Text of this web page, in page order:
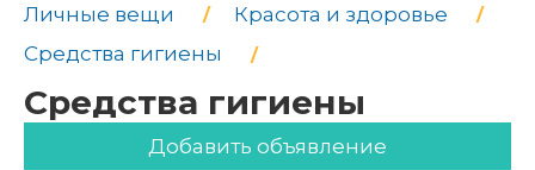
Личные вещи
Красота и здоровье
Средства гигиены
Средства гигиены
Добавить объявление